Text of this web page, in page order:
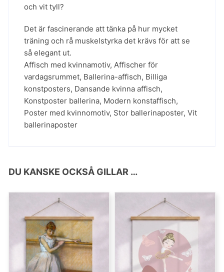
och vit tyll?
Det är fascinerande att tänka på hur mycket
träning och rå muskelstyrka det krävs för att se
så elegant ut.
Affisch med kvinnamotiv, Affischer för
vardagsrummet, Ballerina-affisch, Billiga
konstposters, Dansande kvinna affisch,
Konstposter ballerina, Modern konstaffisch,
Poster med kvinnomotiv, Stor ballerinaposter,Vit
ballerinaposter
DU KANSKE OCKSÅ GILLAR …